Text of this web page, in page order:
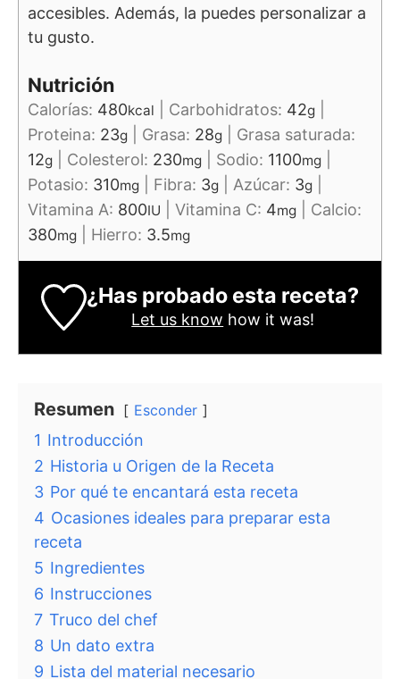
accesibles. Además, la puedes personalizar a
tu gusto.
Nutrición
Calorías: 480kcal Carbohidratos: 42g
Proteina: 23g Grasa: 28g
Grasa saturada:
12g Colesterol: 230mg Sodio: 1100mg
Potasio: 310mg Fibra: 3g Azúcar: 3g
Vitamina A: 800IU Vitamina C: 4mg
Calcio:
380mg Hierro: 3.5mg
¿Has probado esta receta?
Let us know how it was!
Resumen Esconder
1 Introducción
2 Historia u Origen de la Receta
3 Por qué te encantará esta receta
4 Ocasiones ideales para preparar esta
receta
5 Ingredientes
6 Instrucciones
7 Truco del chef
8 Un dato extra
9 Lista del material necesario